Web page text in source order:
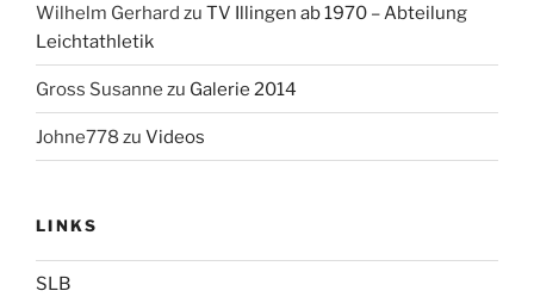
Wilhelm Gerhard zu TV Illingen ab 1970 – Abteilung
Leichtathletik
Gross Susanne zu Galerie 2014
Johne778 zu Videos
LINKS
SLB